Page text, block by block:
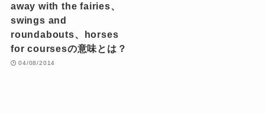
away with the fairies、
swings and
roundabouts、horses
for coursesの意味とは？
04/08/2014